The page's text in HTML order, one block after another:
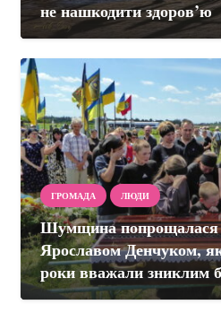
не нашкодити здоров’ю
ГРОМАДА ЛЮДИ
Шумщина попрощалася
Ярославом Денчуком,
роки вважали зниклим